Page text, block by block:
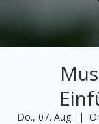
Do., 07. Aug.
  |